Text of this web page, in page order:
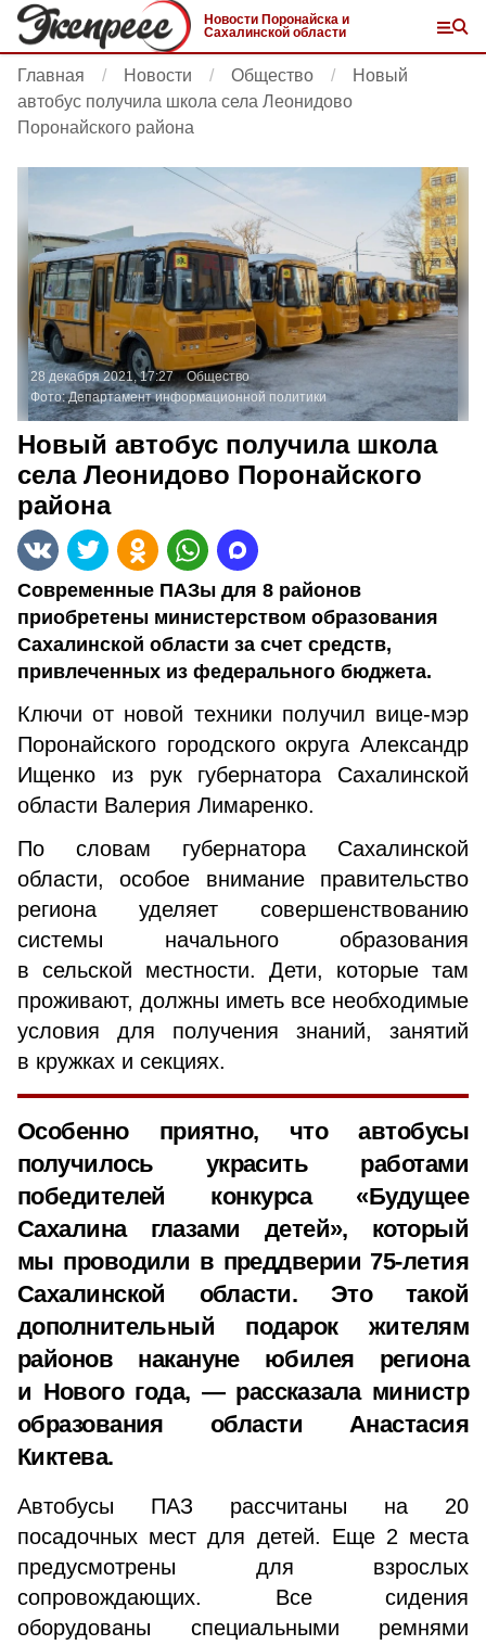
Новости Поронайска и
Сахалинской области
Главная Новости Общество
Новый
автобус получила школа села Леонидово
Поронайского района
28 декабря 2021, 17:27
Общество
Фото:Департамент информационной политики
Новый автобус получила школа
села Леонидово Поронайского
района
Современные ПАЗы для 8 районов
приобретены министерством образования
Сахалинской области за счет средств,
привлеченных из федерального бюджета.
Ключи от новой техники получил вице-мэр
Поронайского городского округа Александр
Ищенко из рук губернатора Сахалинской
области Валерия Лимаренко.
По словам губернатора Сахалинской
области, особое внимание правительство
региона уделяет совершенствованию
системы начального образования
в сельской местности. Дети, которые там
проживают, должны иметь все необходимые
условия для получения знаний, занятий
в кружках и секциях.
Особенно приятно, что автобусы
получилось украсить работами
победителей конкурса «Будущее
Сахалина глазами детей», который
мы проводили в преддверии 75-летия
Сахалинской области. Это такой
дополнительный подарок жителям
районов накануне юбилея региона
и Нового года, — рассказала министр
образования области Анастасия
Киктева.
Автобусы ПАЗ рассчитаны на 20
посадочных мест для детей. Еще 2 места
предусмотрены для взрослых
сопровождающих. Все сидения
оборудованы специальными ремнями